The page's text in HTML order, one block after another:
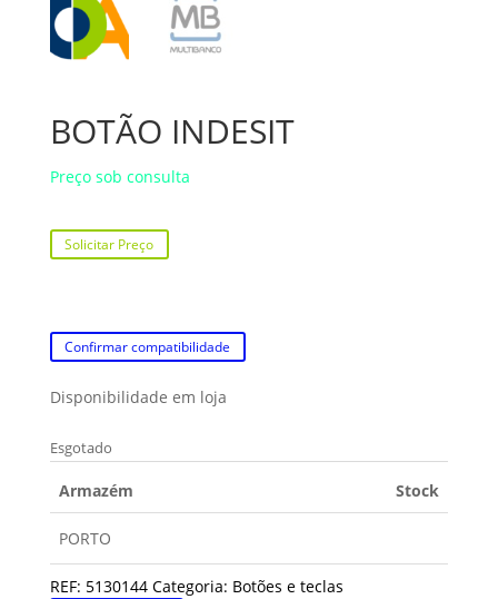
BOTÃO INDESIT
Preço sob consulta
Solicitar Preço
Confirmar compatibilidade
Disponibilidade em loja
Esgotado
Armazém Stock
PORTO
REF: 5130144 Categoria: Botões e teclas